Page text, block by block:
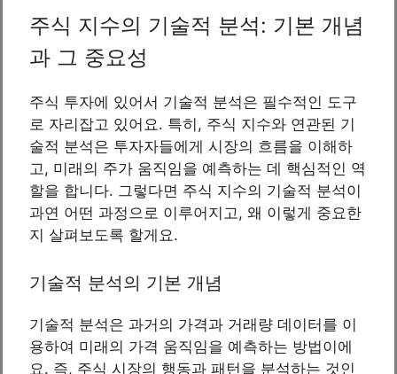
주식 지수의 기술적 분석: 기본 개념
과 그 중요성
주식 투자에 있어서 기술적 분석은 필수적인 도구
로 자리잡고 있어요. 특히, 주식 지수와 연관된 기
술적 분석은 투자자들에게 시장의 흐름을 이해하
고, 미래의 주가 움직임을 예측하는 데 핵심적인 역
할을 합니다. 그렇다면 주식 지수의 기술적 분석이
과연 어떤 과정으로 이루어지고, 왜 이렇게 중요한
지 살펴보도록 할게요.
기술적 분석의 기본 개념
기술적 분석은 과거의 가격과 거래량 데이터를 이
용하여 미래의 가격 움직임을 예측하는 방법이에
요. 즉, 주식 시장의 행동과 패턴을 분석하는 것인